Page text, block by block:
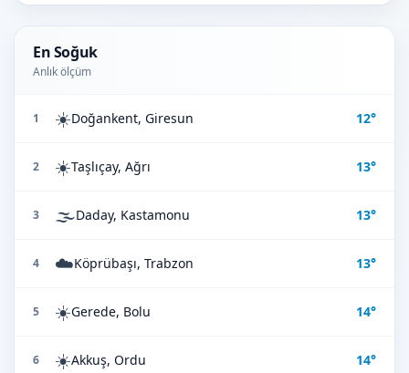
En Soğuk
Anlık ölçüm
1 ☀️Doğankent, Giresun 12°
2 ☀️Taşlıçay, Ağrı 13°
3 🌫️Daday, Kastamonu 13°
4 ☁️Köprübaşı, Trabzon 13°
5 ☀️Gerede, Bolu 14°
6 ☀️Akkuş, Ordu 14°